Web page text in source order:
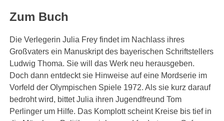
Zum Buch
Die Verlegerin Julia Frey findet im Nachlass ihres
Großvaters ein Manuskript des bayerischen Schriftstellers
Ludwig Thoma. Sie will das Werk neu herausgeben.
Doch dann entdeckt sie Hinweise auf eine Mordserie im
Vorfeld der Olympischen Spiele 1972. Als sie kurz darauf
bedroht wird, bittet Julia ihren Jugendfreund Tom
Perlinger um Hilfe. Das Komplott scheint Kreise bis tief in